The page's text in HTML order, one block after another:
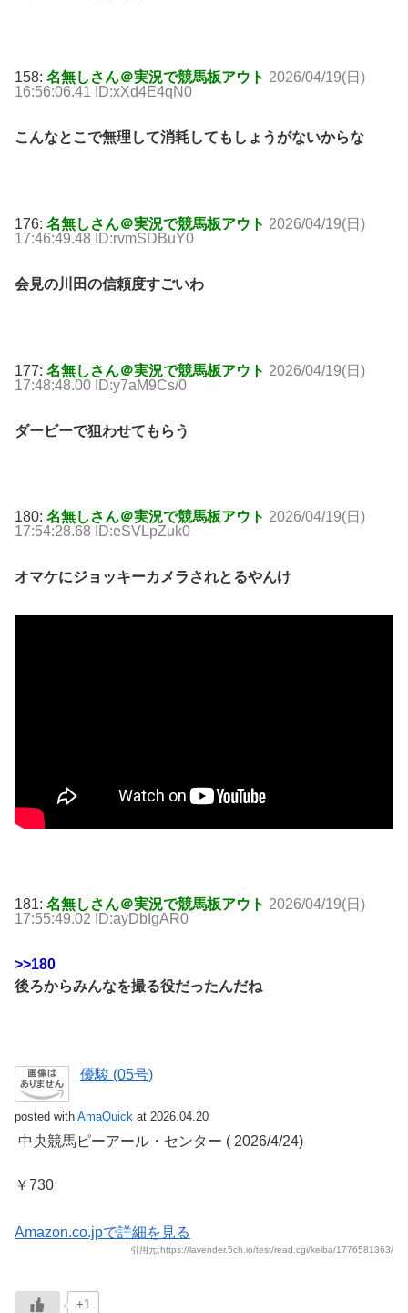
158: 名無しさん＠実況で競馬板アウト 2026/04/19(日)
16:56:06.41 ID:xXd4E4qN0
こんなとこで無理して消耗してもしょうがないからな
176: 名無しさん＠実況で競馬板アウト 2026/04/19(日)
17:46:49.48 ID:rvmSDBuY0
会見の川田の信頼度すごいわ
177: 名無しさん＠実況で競馬板アウト 2026/04/19(日)
17:48:48.00 ID:y7aM9Cs/0
ダービーで狙わせてもらう
180: 名無しさん＠実況で競馬板アウト 2026/04/19(日)
17:54:28.68 ID:eSVLpZuk0
オマケにジョッキーカメラされとるやんけ
181: 名無しさん＠実況で競馬板アウト 2026/04/19(日)
17:55:49.02 ID:ayDbIgAR0
>>180
後ろからみんなを撮る役だったんだね
優駿 (05号)
posted with AmaQuick at 2026.04.20
‎ 中央競馬ピーアール・センター (‎ 2026/4/24)
￥730
Amazon.co.jpで詳細を見る
引用元:https://lavender.5ch.io/test/read.cgi/keiba/1776581363/
+1